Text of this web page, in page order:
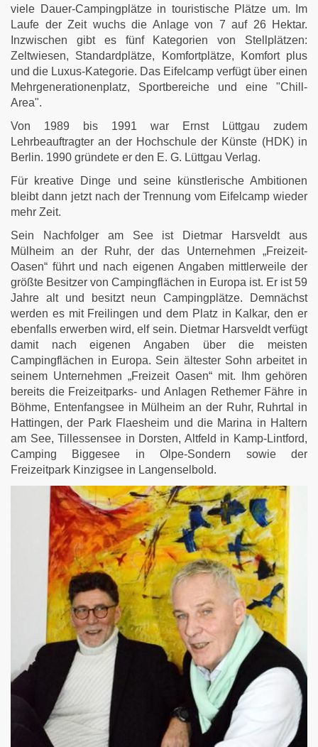
viele Dauer-Campingplätze in touristische Plätze um. Im
Laufe der Zeit wuchs die Anlage von 7 auf 26 Hektar.
Inzwischen gibt es fünf Kategorien von Stellplätzen:
Zeltwiesen, Standardplätze, Komfortplätze, Komfort plus
und die Luxus-Kategorie. Das Eifelcamp verfügt über einen
Mehrgenerationenplatz, Sportbereiche und eine "Chill-
Area".
Von 1989 bis 1991 war Ernst Lüttgau zudem
Lehrbeauftragter an der Hochschule der Künste (HDK) in
Berlin. 1990 gründete er den E. G. Lüttgau Verlag.
Für kreative Dinge und seine künstlerische Ambitionen
bleibt dann jetzt nach der Trennung vom Eifelcamp wieder
mehr Zeit.
Sein Nachfolger am See ist Dietmar Harsveldt aus
Mülheim an der Ruhr, der das Unternehmen „Freizeit-
Oasen“ führt und nach eigenen Angaben mittlerweile der
größte Besitzer von Campingflächen in Europa ist. Er ist 59
Jahre alt und besitzt neun Campingplätze. Demnächst
werden es mit Freilingen und dem Platz in Kalkar, den er
ebenfalls erwerben wird, elf sein. Dietmar Harsveldt verfügt
damit nach eigenen Angaben über die meisten
Campingflächen in Europa. Sein ältester Sohn arbeitet in
seinem Unternehmen „Freizeit Oasen“ mit. Ihm gehören
bereits die Freizeitparks- und Anlagen Rethemer Fähre in
Böhme, Entenfangsee in Mülheim an der Ruhr, Ruhrtal in
Hattingen, der Park Flaesheim und die Marina in Haltern
am See, Tillessensee in Dorsten, Altfeld in Kamp-Lintford,
Camping Biggesee in Olpe-Sondern sowie der
Freizeitpark Kinzigsee in Langenselbold.